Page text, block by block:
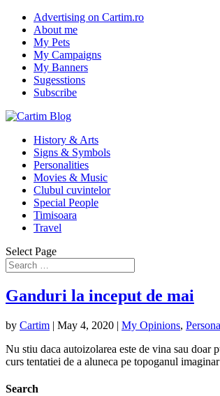
Advertising on Cartim.ro
About me
My Pets
My Campaigns
My Banners
Sugesstions
Subscribe
History & Arts
Signs & Symbols
Personalities
Movies & Music
Clubul cuvintelor
Special People
Timisoara
Travel
Select Page
Ganduri la inceput de mai
by Cartim | May 4, 2020 | My Opinions,
Nu stiu daca autoizolarea este de vina sau doar
curs tentatiei de a aluneca pe topoganul
Search